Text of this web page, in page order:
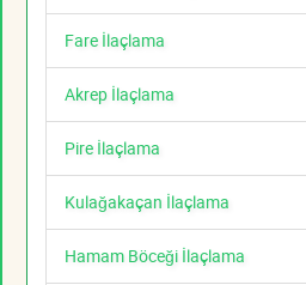
Fare İlaçlama
Akrep İlaçlama
Pire İlaçlama
Kulağakaçan İlaçlama
Hamam Böceği İlaçlama